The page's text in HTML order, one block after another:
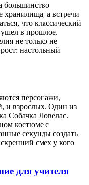
большинство
хранилища, а встречи
что классический
ушел в прошлое.
не только не
настольный
персонажи,
и взрослых. Один из
Собачка Ловелас.
костюме с
секунды создать
смех у кого
для учителя